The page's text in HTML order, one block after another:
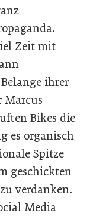
Zeit mit
ihrer
Marcus
Bikes die
es organisch
Spitze
geschickten
verdanken.
Media